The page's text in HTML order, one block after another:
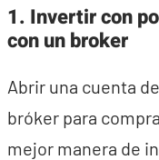
1. Invertir con
con un broker
Abrir una cuenta
bróker para
mejor manera de